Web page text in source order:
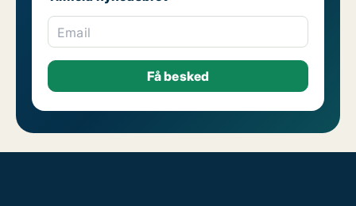
Email